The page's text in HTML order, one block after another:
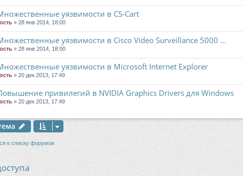
уязвимости в CS-Cart
» 28 янв 2014, 18:00
уязвимости в Cisco Video Surveillance 5000 ...
» 28 янв 2014, 18:00
уязвимости в Microsoft Internet Explorer
» 20 дек 2013, 17:49
привилегий в NVIDIA Graphics Drivers для Windows
» 20 дек 2013, 17:49
к списку форумов